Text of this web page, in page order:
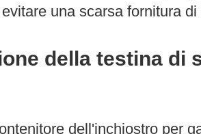
una scarsa fornitura
della testina di
dell'inchiostro per